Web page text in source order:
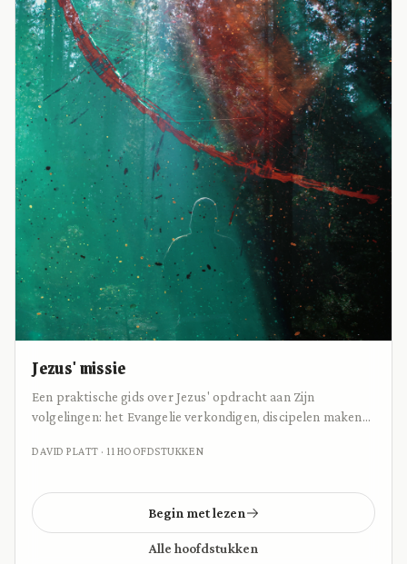
Jezus' missie
Een praktische gids over Jezus' opdracht aan Zijn
volgelingen: het Evangelie verkondigen, discipelen maken
DAVID PLATT · 11 HOOFDSTUKKEN
Begin met lezen
Alle hoofdstukken